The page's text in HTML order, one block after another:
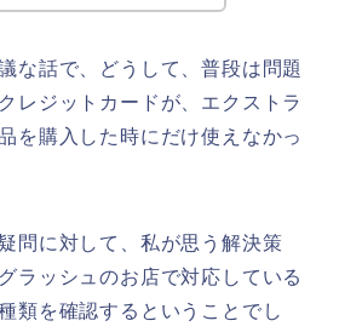
な話で、どうして、普段は問題
レジットカードが、エクストラ
を購入した時にだけ使えなかっ
問に対して、私が思う解決策
ラッシュのお店で対応している
類を確認するということでし